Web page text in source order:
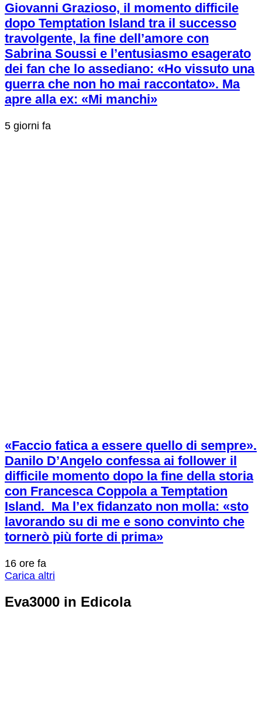
Giovanni Grazioso, il momento difficile
dopo Temptation Island tra il successo
travolgente, la fine dell’amore con
Sabrina Soussi e l’entusiasmo esagerato
dei fan che lo assediano: «Ho vissuto una
guerra che non ho mai raccontato». Ma
apre alla ex: «Mi manchi»
5 giorni fa
«Faccio fatica a essere quello di sempre».
Danilo D’Angelo confessa ai follower il
difficile momento dopo la fine della storia
con Francesca Coppola a Temptation
Island. Ma l’ex fidanzato non molla: «sto
lavorando su di me e sono convinto che
tornerò più forte di prima»
16 ore fa
Carica altri
Eva3000 in Edicola